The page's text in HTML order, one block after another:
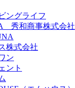
ングライフ
秀和商事株式会社
株式会社
ン
ント